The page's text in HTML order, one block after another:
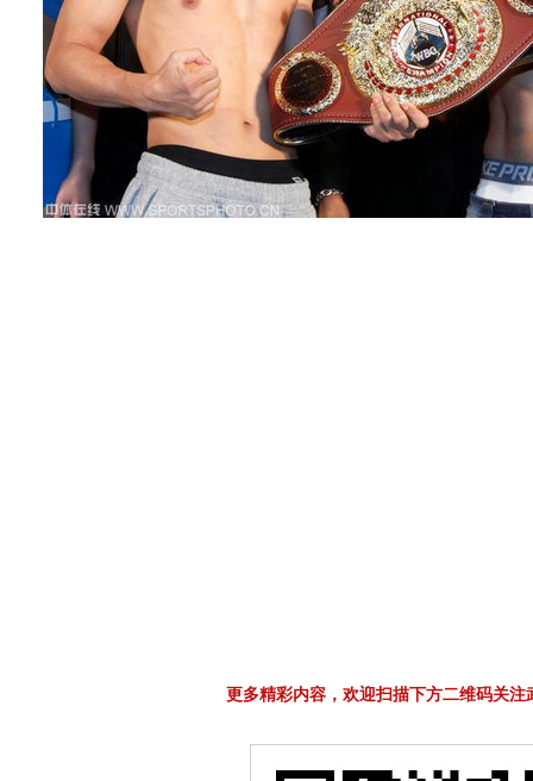
更多精彩内容，欢迎扫描下方二维码关注